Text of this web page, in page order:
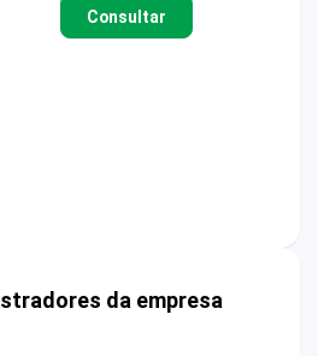
Consultar
da empresa